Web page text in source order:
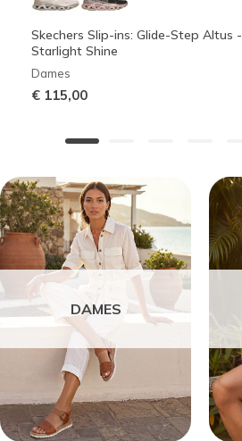
Skechers Slip-ins: Glide-Step Altus -
Starlight Shine
Dames
€ 115,00
DAMES